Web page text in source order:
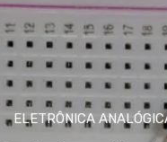
ELETRÔNICA